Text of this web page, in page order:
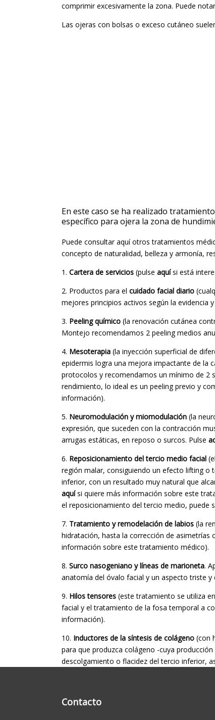
comprimir excesivamente la zona. Puede
Las ojeras con bolsas o exceso cutáneo
En este caso se ha realizado
específico para ojera la zona de
Puede consultar aquí otros tratamientos
concepto de naturalidad, belleza y armonía,
1. Cartera de servicios (pulse aquí si está
2. Productos para el cuidado facial diario
mejores principios activos según la evidencia
3. Peeling químico (la renovación cutánea
Montejo recomendamos 2 peeling medios
4. Mesoterapia (la inyección superficial de
epidermis logra una mejora impactante de la
protocolos y recomendamos un mínimo de 2
rendimiento, lo ideal es un peeling previo y
información).
5. Neuromodulación y miomodulación (la
expresión, que suceden con la contracción
arrugas estáticas, en reposo o surcos. Pulse
6. Reposicionamiento del tercio medio facial
región malar, consiguiendo un efecto lifting o
inferior, con un resultado muy natural que
aquísi quiere más información sobre este
el reposicionamiento del tercio medio, puede
7. Tratamiento y remodelación de labios (la
hidratación, hasta la corrección de asimetrías
información sobre este tratamiento médico).
8. Surco nasogeniano y líneas de marioneta.
anatomía del óvalo facial y un aspecto triste y
9. Hilos tensores (este tratamiento se utiliza
facial y el tratamiento de la fosa temporal a
información).
10. Inductores de la síntesis de colágeno (con
para que produzca colágeno -cuya
descolgamiento o flacidez del tercio inferior,
Contacto